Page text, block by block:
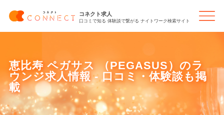
コネクト求人
口コミで知る 体験談で繋がる ナイトワーク検索サイト
恵比寿 ペガサス （PEGASUS）のラ
ウンジ求人情報 - 口コミ・体験談も掲
載